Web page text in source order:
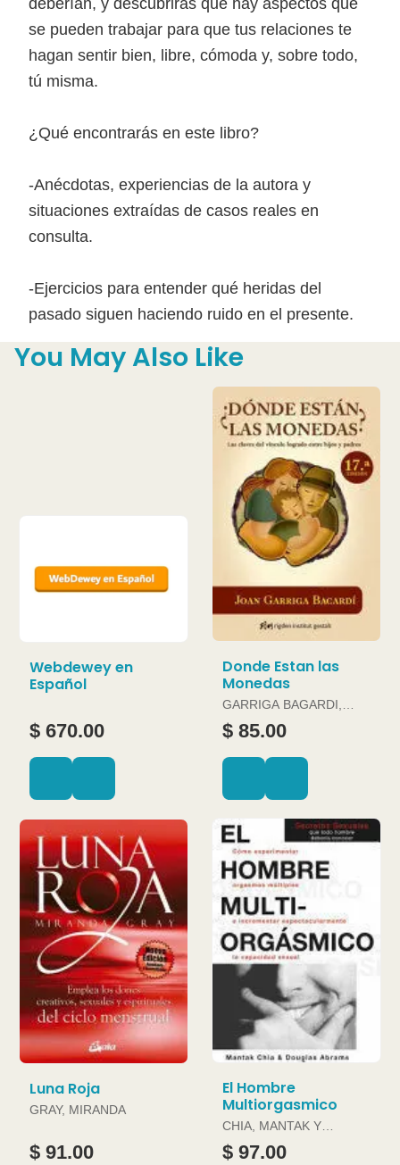
se pueden trabajar para que tus relaciones te
hagan sentir bien, libre, cómoda y, sobre todo,
tú misma.
¿Qué encontrarás en este libro?
-Anécdotas, experiencias de la autora y
situaciones extraídas de casos reales en
consulta.
-Ejercicios para entender qué heridas del
pasado siguen haciendo ruido en el presente.
You May Also Like
Webdewey en
Español
$ 670.00
Donde Estan las
Monedas
GARRIGA BAGARDI,
JOAN
$ 85.00
Luna Roja
GRAY, MIRANDA
$ 91.00
El Hombre
Multiorgasmico
CHIA, MANTAK Y
DOUGLAS ABRAMS
$ 97.00